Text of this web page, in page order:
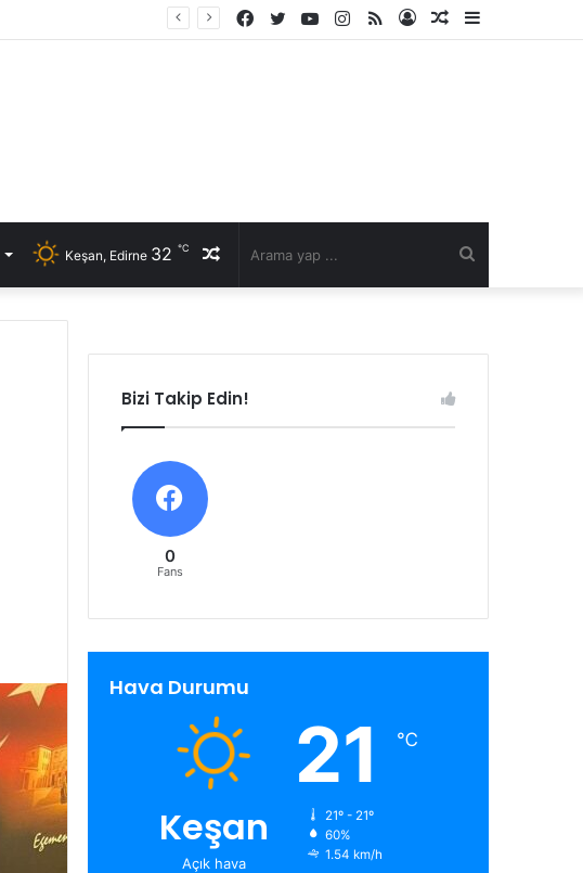
Kenar
Rastgele
Kayıt
RSS
Instagram
YouTube
Twitter
Facebook
Rastgele
Keşan, Edirne 32 ℃
Bizi Takip Edin!
0
Fans
Hava Durumu
Keşan
Açık hava
21 ℃
21º - 21º
60%
1.54 km/h